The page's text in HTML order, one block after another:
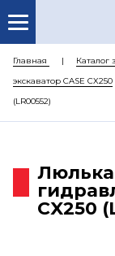
Главная Каталог
экскаватор CASE CX250
(LR00552)
CX250